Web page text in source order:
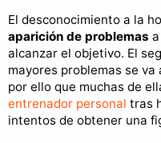
El desconocimiento a la
aparición de problemas
alcanzar el objetivo. El
mayores problemas se
por ello que muchas de
entrenador personal tras
intentos de obtener una